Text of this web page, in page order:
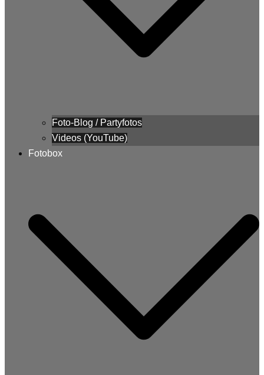
Foto-Blog / Partyfotos
Videos (YouTube)
Fotobox